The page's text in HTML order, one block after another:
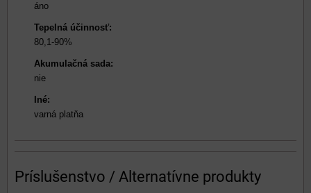
áno
Tepelná účinnosť:
80,1-90%
Akumulačná sada:
nie
Iné:
varná platňa
Príslušenstvo / Alternatívne produkty